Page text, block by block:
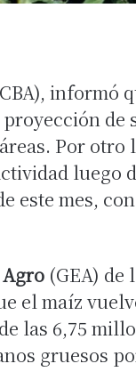
informó
de
Por
luego
este mes,
(GEA) de
el maíz
las 6,75
gruesos